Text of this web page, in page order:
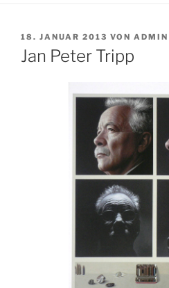
VERÖFFENTLICHT
AM
18. JANUAR 2013 VON ADMIN
Jan Peter Tripp